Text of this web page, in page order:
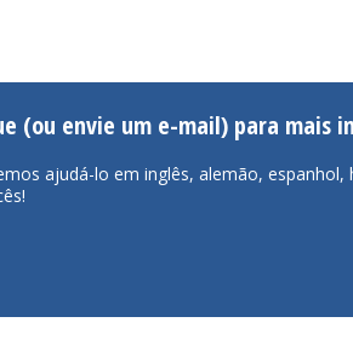
(ou envie um e-mail) para mais
ajudá-lo em inglês, alemão, espanhol,